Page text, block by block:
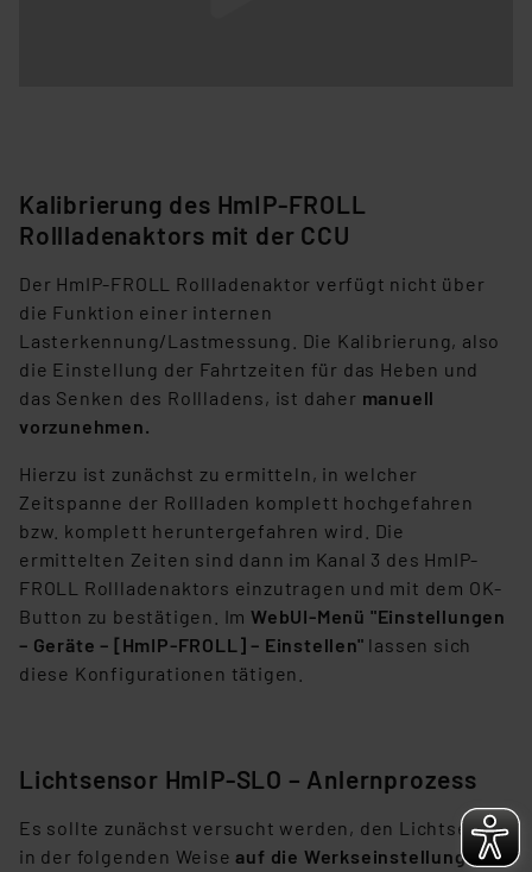
Kalibrierung des HmIP-FROLL
Rollladenaktors mit der CCU
Der HmIP-FROLL Rollladenaktor verfügt nicht über
die Funktion einer internen
Lasterkennung/Lastmessung. Die Kalibrierung, also
die Einstellung der Fahrtzeiten für das Heben und
das Senken des Rollladens, ist daher manuell
vorzunehmen.
Hierzu ist zunächst zu ermitteln, in welcher
Zeitspanne der Rollladen komplett hochgefahren
bzw. komplett heruntergefahren wird. Die
ermittelten Zeiten sind dann im Kanal 3 des HmIP-
FROLL Rollladenaktors einzutragen und mit dem OK-
Button zu bestätigen. ImWebUI-Menü "Einstellungen
– Geräte – [HmIP-FROLL] – Einstellen" lassen sich
diese Konfigurationen tätigen.
Lichtsensor HmIP-SLO – Anlernprozess
Es sollte zunächst versucht werden, den Lichtsensor
in der folgenden Weiseauf die Werkseinstellung